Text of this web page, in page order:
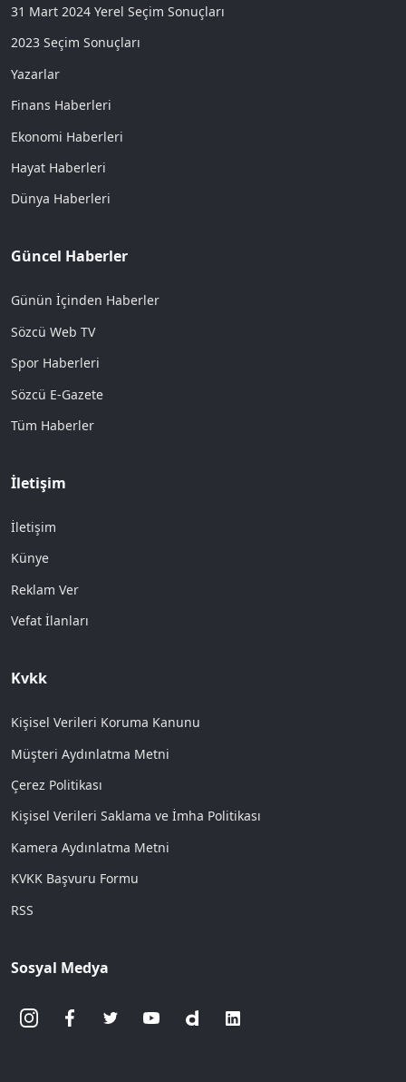
31 Mart 2024 Yerel Seçim Sonuçları
2023 Seçim Sonuçları
Yazarlar
Finans Haberleri
Ekonomi Haberleri
Hayat Haberleri
Dünya Haberleri
Güncel Haberler
Günün İçinden Haberler
Sözcü Web TV
Spor Haberleri
Sözcü E-Gazete
Tüm Haberler
İletişim
İletişim
Künye
Reklam Ver
Vefat İlanları
Kvkk
Kişisel Verileri Koruma Kanunu
Müşteri Aydınlatma Metni
Çerez Politikası
Kişisel Verileri Saklama ve İmha Politikası
Kamera Aydınlatma Metni
KVKK Başvuru Formu
RSS
Sosyal Medya